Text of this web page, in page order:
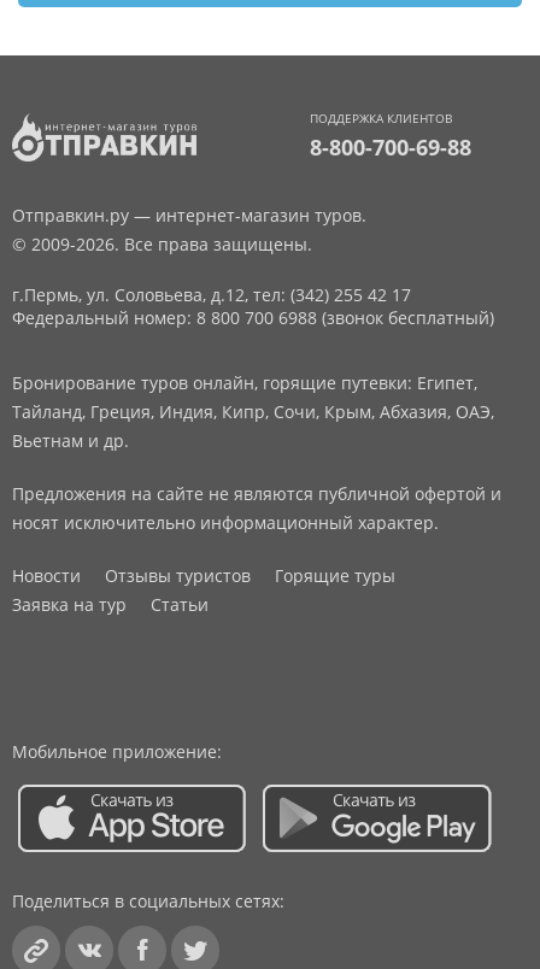
ПОДДЕРЖКА КЛИЕНТОВ
8-800-700-69-88
Отправкин.ру — интернет-магазин туров.
© 2009-2026. Все права защищены.
г.Пермь, ул. Соловьева, д.12, тел: (342) 255 42 17
Федеральный номер: 8 800 700 6988 (звонок бесплатный)
Бронирование туров онлайн, горящие путевки: Египет,
Тайланд, Греция, Индия, Кипр, Сочи, Крым, Абхазия, ОАЭ,
Вьетнам и др.
Предложения на сайте не являются публичной офертой и
носят исключительно информационный характер.
Новости Отзывы туристов
Горящие туры
Заявка на тур
Статьи
Мобильное приложение:
Поделиться в социальных сетях: